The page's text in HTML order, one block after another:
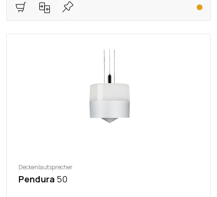
Deckenlautsprecher
Pendura 50